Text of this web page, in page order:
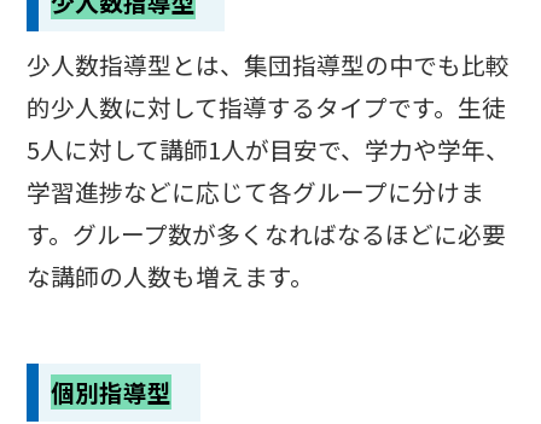
少人数指導型とは、集団指導型の中でも比較
的少人数に対して指導するタイプです。生徒
5人に対して講師1人が目安で、学力や学年、
学習進捗などに応じて各グループに分けま
す。グループ数が多くなればなるほどに必要
な講師の人数も増えます。
個別指導型